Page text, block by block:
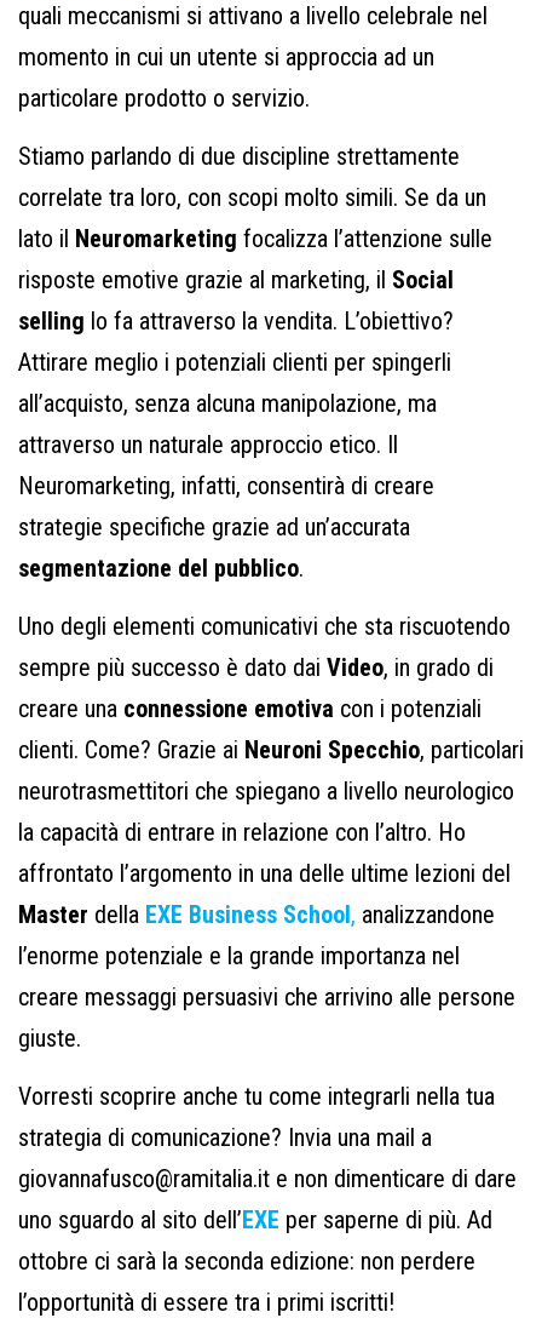
quali meccanismi si attivano a livello celebrale nel
momento in cui un utente si approccia ad un
particolare prodotto o servizio.
Stiamo parlando di due discipline strettamente
correlate tra loro, con scopi molto simili. Se da un
lato il Neuromarketing focalizza l’attenzione sulle
risposte emotive grazie al marketing, il Social
selling lo fa attraverso la vendita. L’obiettivo?
Attirare meglio i potenziali clienti per spingerli
all’acquisto, senza alcuna manipolazione, ma
attraverso un naturale approccio etico. Il
Neuromarketing, infatti, consentirà di creare
strategie specifiche grazie ad un’accurata
segmentazione del pubblico.
Uno degli elementi comunicativi che sta riscuotendo
sempre più successo è dato dai Video, in grado di
creare una connessione emotiva con i potenziali
clienti. Come? Grazie ai Neuroni Specchio, particolari
neurotrasmettitori che spiegano a livello neurologico
la capacità di entrare in relazione con l’altro. Ho
affrontato l’argomento in una delle ultime lezioni del
Master della EXE Business School, analizzandone
l’enorme potenziale e la grande importanza nel
creare messaggi persuasivi che arrivino alle persone
giuste.
Vorresti scoprire anche tu come integrarli nella tua
strategia di comunicazione? Invia una mail a
giovannafusco@ramitalia.it e non dimenticare di dare
uno sguardo al sito dell’EXE per saperne di più. Ad
ottobre ci sarà la seconda edizione: non perdere
l’opportunità di essere tra i primi iscritti!